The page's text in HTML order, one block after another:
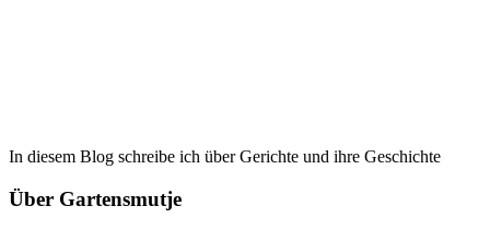
In diesem Blog schreibe ich über Gerichte und ihre Geschichte
Über Gartensmutje